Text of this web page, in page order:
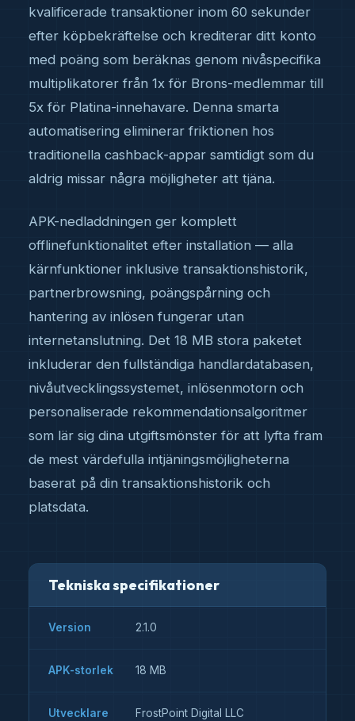
kvalificerade transaktioner inom 60 sekunder
efter köpbekräftelse och krediterar ditt konto
med poäng som beräknas genom nivåspecifika
multiplikatorer från 1x för Brons-medlemmar till
5x för Platina-innehavare. Denna smarta
automatisering eliminerar friktionen hos
traditionella cashback-appar samtidigt som du
aldrig missar några möjligheter att tjäna.
APK-nedladdningen ger komplett
offlinefunktionalitet efter installation — alla
kärnfunktioner inklusive transaktionshistorik,
partnerbrowsning, poängspårning och
hantering av inlösen fungerar utan
internetanslutning. Det 18 MB stora paketet
inkluderar den fullständiga handlardatabasen,
nivåutvecklingssystemet, inlösenmotorn och
personaliserade rekommendationsalgoritmer
som lär sig dina utgiftsmönster för att lyfta fram
de mest värdefulla intjäningsmöjligheterna
baserat på din transaktionshistorik och
platsdata.
Tekniska specifikationer
Version 2.1.0
APK-storlek 18 MB
Utvecklare FrostPoint Digital LLC